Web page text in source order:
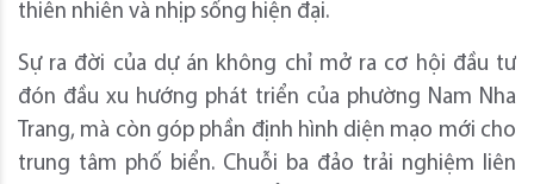
thiên nhiên và nhịp sống hiện đại.
Sự ra đời của dự án không chỉ mở ra cơ hội đầu tư
đón đầu xu hướng phát triển của phường Nam Nha
Trang, mà còn góp phần định hình diện mạo mới cho
trung tâm phố biển. Chuỗi ba đảo trải nghiệm liên